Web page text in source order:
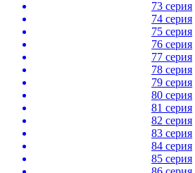
73 серия
74 серия
75 серия
76 серия
77 серия
78 серия
79 серия
80 серия
81 серия
82 серия
83 серия
84 серия
85 серия